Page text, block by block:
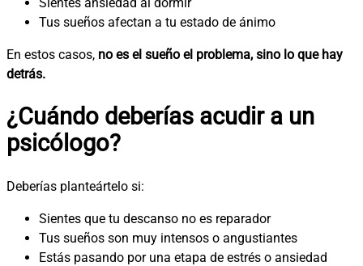
Tus sueños afectan a tu estado de ánimo
En estos casos, no es el sueño el problema, sino lo que hay
detrás.
¿Cuándo deberías acudir a un
psicólogo?
Deberías planteártelo si:
Sientes que tu descanso no es reparador
Tus sueños son muy intensos o angustiantes
Estás pasando por una etapa de estrés o ansiedad